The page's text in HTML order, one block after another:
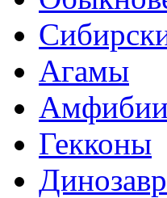
Агамы
Амфибии
Гекконы